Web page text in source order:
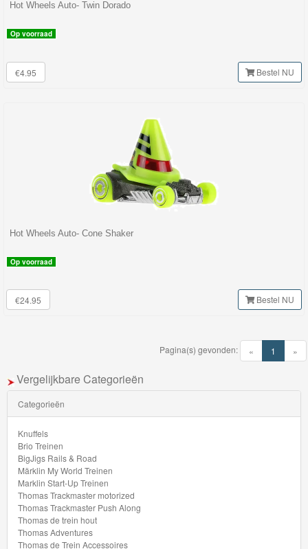
Minis
Houten
Speelgoed
builder
Hot
Racebaan
Hot
5
auto's
Pack
Baja
Blazers
Hot Wheels Auto- Twin Dorado
Op voorraad
€4.95 Bestel NU
Hot Wheels Auto- Cone Shaker
Op voorraad
€24.95 Bestel NU
« 1 (current)
»
Pagina(s) gevonden:
Vergelijkbare Categorieën
Categorieën
Knuffels
Brio Treinen
BigJigs Rails & Road
Märklin My World Treinen
Marklin Start-Up Treinen
Thomas Trackmaster motorized
Thomas Trackmaster Push Along
Thomas de trein hout
Thomas Adventures
Thomas de Trein Accessoires